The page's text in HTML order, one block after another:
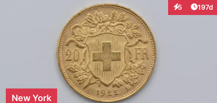
5
Interaktionen
197d
New York